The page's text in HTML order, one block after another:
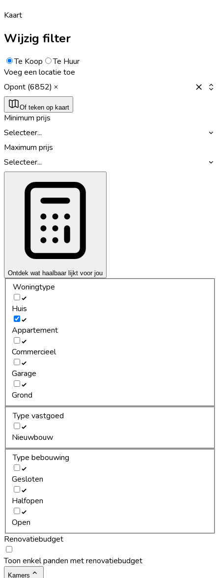
Kaart
Wijzig filter
Te Koop
Te Huur
Voeg een locatie toe
Opont (6852)
Of teken op kaart
Minimum prijs
Selecteer...
Maximum prijs
Selecteer...
Ontdek wat haalbaar lijkt voor jou
Woningtype
Huis
Appartement
Commercieel
Garage
Grond
Type vastgoed
Nieuwbouw
Type bebouwing
Gesloten
Halfopen
Open
Renovatiebudget
Toon enkel panden met renovatiebudget
Kamers